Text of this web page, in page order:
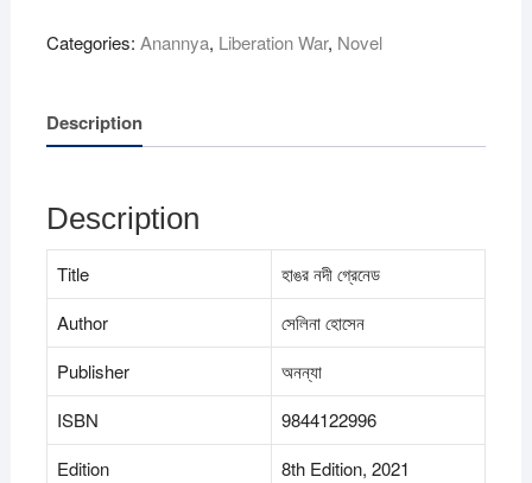
-
quantity
Categories: Anannya, Liberation War, Novel
Description
Description
Title
হাঙর নদী গ্রেনেড
Author
সেলিনা হোসেন
Publisher
অনন্যা
ISBN
9844122996
Edition
8th Edition, 2021